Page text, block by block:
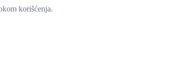
korišćenja.